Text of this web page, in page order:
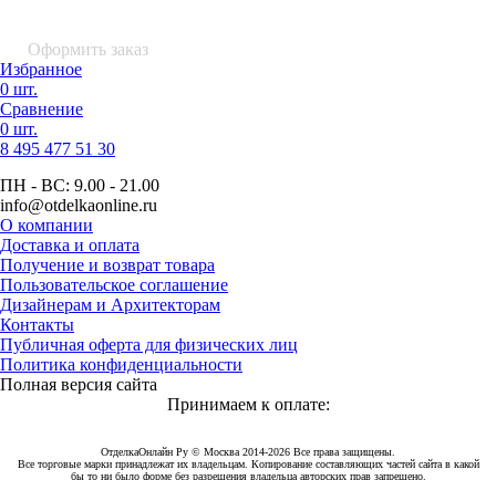
Оформить заказ
Избранное
0 шт.
Сравнение
0 шт.
8 495 477 51 30
ПН - ВС: 9.00 - 21.00
info@otdelkaonline.ru
О компании
Доставка и оплата
Получение и возврат товара
Пользовательское соглашение
Дизайнерам и Архитекторам
Контакты
Публичная оферта для физических лиц
Политика конфиденциальности
Полная версия сайта
Принимаем к оплате:
ОтделкаОнлайн Ру © Москва 2014-2026 Все права защищены.
Все торговые марки принадлежат их владельцам. Копирование составляющих частей сайта в какой
бы то ни было форме без разрешения владельца авторских прав запрещено.